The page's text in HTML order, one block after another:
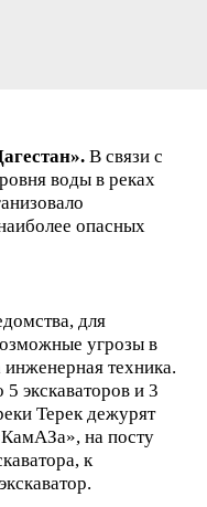
В связи с
воды в реках
опасных
для
угрозы в
техника.
экскаваторов и 3
Терек дежурят
на посту
к